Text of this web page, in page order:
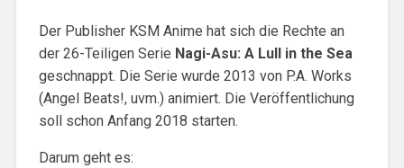
Der Publisher KSM Anime hat sich die Rechte an
der 26-Teiligen Serie Nagi-Asu: A Lull in the Sea
geschnappt. Die Serie wurde 2013 von P.A. Works
(Angel Beats!, uvm.) animiert. Die Veröffentlichung
soll schon Anfang 2018 starten.
Darum geht es: